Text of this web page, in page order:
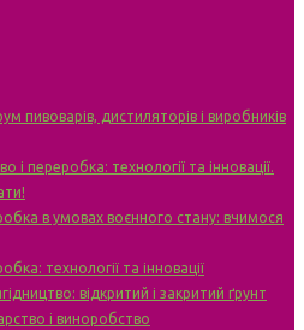
пивоварів, дистиляторів і виробників
і переробка: технології та інновації.
в умовах воєнного стану: вчимося
технології та інновації
відкритий і закритий ґрунт
і виноробство